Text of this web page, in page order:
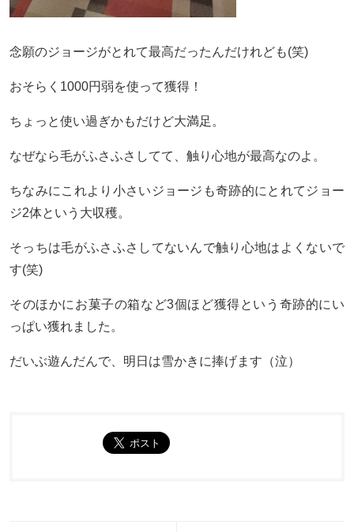
念願のジョージがとれて最高だったんだけれども(笑)
おそらく1000円弱を使って獲得！
ちょっと使い過ぎかもだけど大満足。
なぜなら毛がふさふさしてて、触り心地が最高なのよ。
ちなみにこれより小さいジョージも奇跡的にとれてジョー
ジ2体という大収穫。
そっちは毛がふさふさしてないんで触り心地はよくないで
す(笑)
そのほかにお菓子の箱など3個ほど獲得という奇跡的にい
っぱい獲れました。
だいぶ遊んだんで、明日は雪かきに捧げます（泣）